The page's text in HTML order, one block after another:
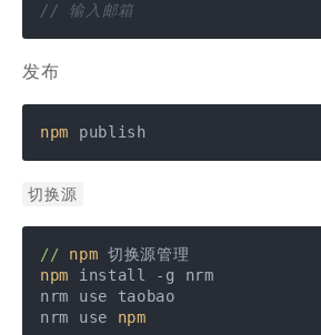
// 输入邮箱
发布
npm publish
切换源
// npm
npm install -g nrm
nrm use taobao
nrm use npm